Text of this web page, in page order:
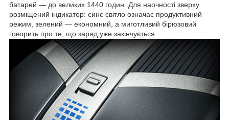
батарей — до великих 1440 годин. Для наочності зверху
розміщений індикатор: синє світло означає продуктивний
режим, зелений — економний, а миготливий бірюзовий
говорить про те, що заряд уже закінчується.